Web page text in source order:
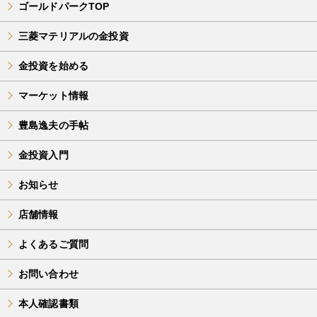
ゴールドパークTOP
三菱マテリアルの金投資
金投資を始める
マーケット情報
豊島逸夫の手帖
金投資入門
お知らせ
店舗情報
よくあるご質問
お問い合わせ
本人確認書類